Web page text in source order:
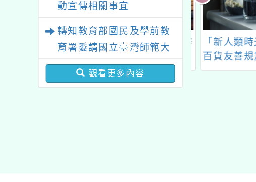
動宣傳相關事宜
轉知教育部國民及學前教
育署委請國立臺灣師範大
學辦理「114至115年度
健康促進學校輔導計畫師
觀看更多內容
導覽培訓：
環境部與教育部共同辦
賽」
「新人類時
百貨友善規
共學